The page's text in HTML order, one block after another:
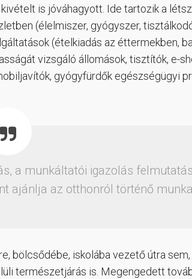
is jóváhagyott. Ide tartozik a
(élelmiszer, gyógyszer,
(ételkiadás az éttermekben,
vizsgáló állomások, tisztítók, e-
gyógyfürdők egészségügyi
a munkáltatói igazolás
ajánlja az otthonról történő
bölcsődébe, iskolába vezető útra
természetjárás is. Megengedett